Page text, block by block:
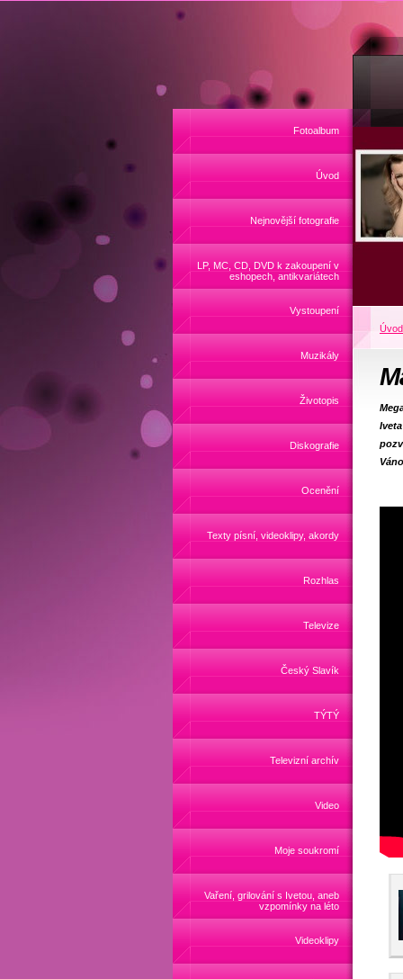
Fotoalbum
Úvod
Nejnovější fotografie
LP, MC, CD, DVD k zakoupení v
eshopech, antikvariátech
Vystoupení
Muzikály
Životopis
Diskografie
Ocenění
Texty písní, videoklipy, akordy
Rozhlas
Televize
Český Slavík
TÝTÝ
Televizní archív
Video
Moje soukromí
Vaření, grilování s Ivetou, aneb
vzpomínky na léto
Videoklipy
Úvod